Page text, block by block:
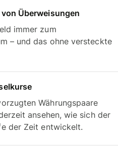
Überweisungen
immer zum
– und das ohne versteckte
Währungspaare
ansehen, wie sich der
der Zeit entwickelt.